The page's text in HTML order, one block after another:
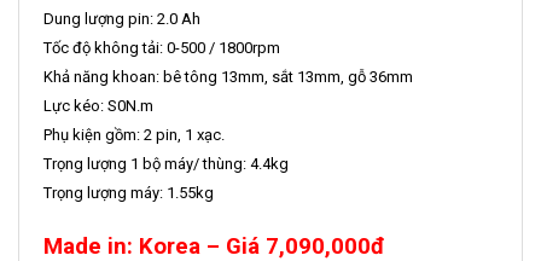
Dung lượng pin: 2.0 Ah
Tốc độ không tải: 0-500 / 1800rpm
Khả năng khoan: bê tông 13mm, sắt 13mm, gỗ 36mm
Lực kéo: S0N.m
Phụ kiện gồm: 2 pin, 1 xạc.
Trọng lượng 1 bộ máy/ thùng: 4.4kg
Trọng lượng máy: 1.55kg
Made in: Korea – Giá 7,090,000đ